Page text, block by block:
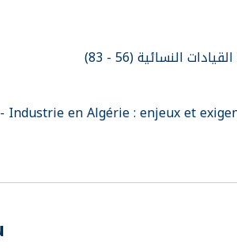
النسائية (56 - 83)
en Algérie : enjeux et